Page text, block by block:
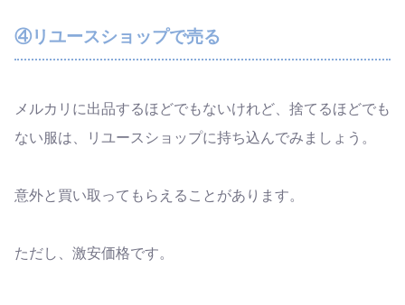
④リユースショップで売る
メルカリに出品するほどでもないけれど、捨てるほどでも
ない服は、リユースショップに持ち込んでみましょう。
意外と買い取ってもらえることがあります。
ただし、激安価格です。